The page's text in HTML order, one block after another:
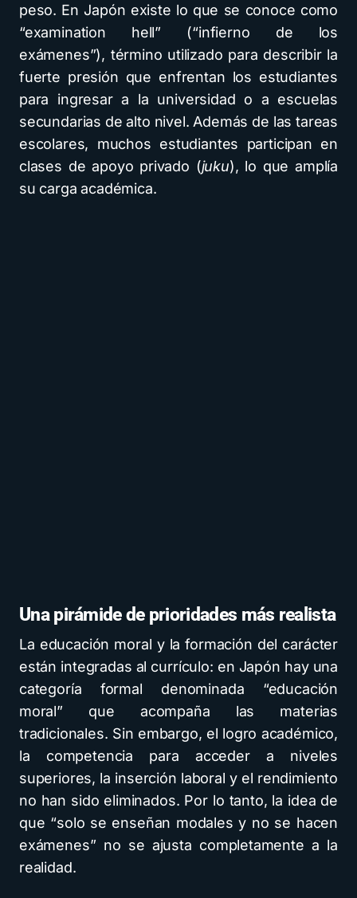
peso. En Japón existe lo que se conoce como
“examination hell” (“infierno de los
exámenes”), término utilizado para describir la
fuerte presión que enfrentan los estudiantes
para ingresar a la universidad o a escuelas
secundarias de alto nivel. Además de las tareas
escolares, muchos estudiantes participan en
clases de apoyo privado (juku), lo que amplía
su carga académica.
Una pirámide de prioridades más realista
La educación moral y la formación del carácter
están integradas al currículo: en Japón hay una
categoría formal denominada “educación
moral” que acompaña las materias
tradicionales. Sin embargo, el logro académico,
la competencia para acceder a niveles
superiores, la inserción laboral y el rendimiento
no han sido eliminados. Por lo tanto, la idea de
que “solo se enseñan modales y no se hacen
exámenes” no se ajusta completamente a la
realidad.